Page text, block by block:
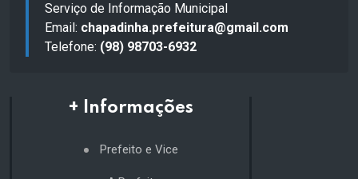
Serviço de Informação Municipal
Email: chapadinha.prefeitura@gmail.com
Telefone: (98) 98703-6932
+ Informações
Prefeito e Vice